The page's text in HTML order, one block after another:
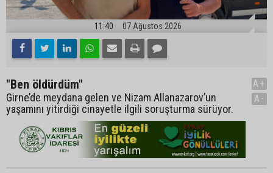
11:40 07 Ağustos 2026
"Ben öldürdüm"
Girne’de meydana gelen ve Nizam Allanazarov’un
yaşamını yitirdiği cinayetle ilgili soruşturma sürüyor.
A+
A-